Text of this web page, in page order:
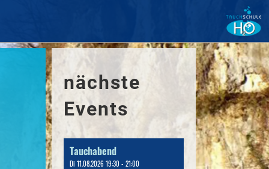
nächste
Events
Tauchabend
Di 11.08.2026 19:30 - 21:00